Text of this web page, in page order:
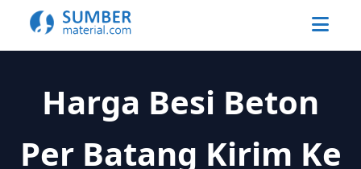
Harga Besi Beton
Per Batang Kirim Ke